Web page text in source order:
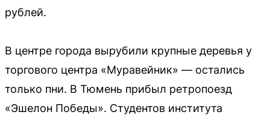
рублей.
В центре города вырубили крупные деревья у
торгового центра «Муравейник» — остались
только пни. В Тюмень прибыл ретропоезд
«Эшелон Победы». Студентов института